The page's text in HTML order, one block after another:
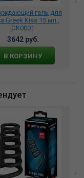
гель для
Greek Kiss 15 мл.,
GK0001
3642 руб.
В КОРЗИНУ